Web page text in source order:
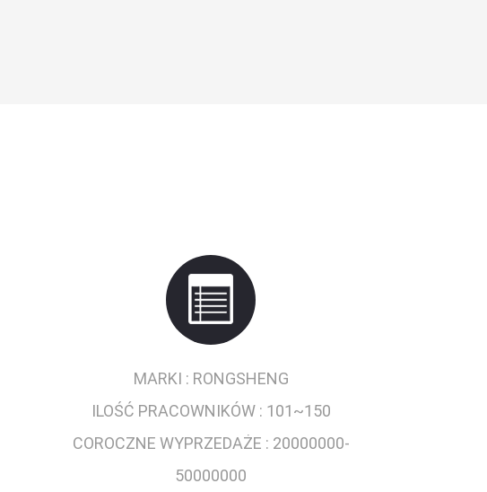
MARKI : RONGSHENG
ILOŚĆ PRACOWNIKÓW : 101~150
COROCZNE WYPRZEDAŻE : 20000000-
50000000